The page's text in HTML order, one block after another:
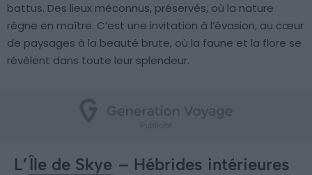
battus. Des lieux méconnus, préservés, où la nature
règne en maître. C’est une invitation à l’évasion, au cœur
de paysages à la beauté brute, où la faune et la flore se
révèlent dans toute leur splendeur.
L’Île de Skye – Hébrides intérieures